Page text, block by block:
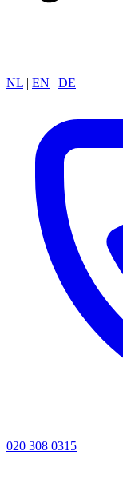
NL | EN | DE
020 308 0315